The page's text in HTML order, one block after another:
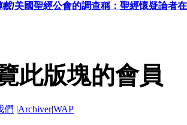
]美國聖經公會的調查稱：聖經懷疑論者
此版塊的會員
們 |Archiver|WAP